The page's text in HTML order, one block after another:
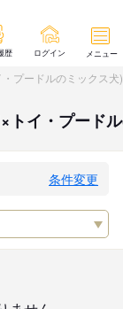
歴 ログイン メニュー
プードルのミックス
トイ・プード
条件変更